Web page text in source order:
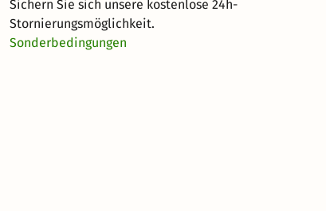
Sichern Sie sich unsere kostenlose 24h-
Stornierungsmöglichkeit.
Sonderbedingungen